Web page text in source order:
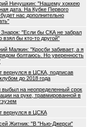
Ничушкин: "Нашему хоккею
дата. На Кубке Первого
нас дополнительно
"Если бы СКА не забрал
взял бы кто-то другой"
Малкин: "Кросби забивает, а я
рядом болтаюсь. Но уверенность
вернулся в ЦСКА, подписав
до 2018 года
выбыл на неопределенный срок
на руке, травмированной в
вернулся в ЦСКА
Житник: "В "Нью-Джерси"